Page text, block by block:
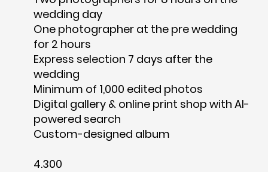
wedding day
One photographer at the pre wedding
for 2 hours
Express selection 7 days after the
wedding
Minimum of 1,000 edited photos
Digital gallery & online print shop with AI-
powered search
Custom-designed album
4.300